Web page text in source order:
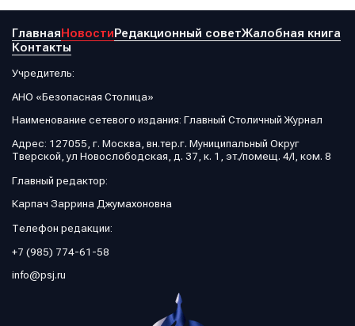
ГлавнаяНовостиРедакционный советЖалобная книга
Контакты
Учредитель:
АНО «Безопасная Столица»
Наименование сетевого издания: Главный Столичный Журнал
Адрес: 127055, г. Москва, вн.тер.г. Муниципальный Округ
Тверской, ул Новослободская, д. 37, к. 1, эт./помещ. 4/I, ком. 8
Главный редактор:
Карпач Заррина Джумахоновна
Телефон редакции:
+7 (985) 774-61-58
info@psj.ru